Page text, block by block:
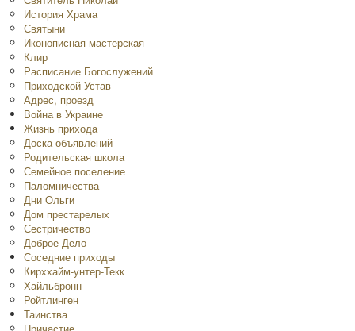
История Храма
Святыни
Иконописная мастерская
Клир
Расписание Богослужений
Приходской Устав
Адрес, проезд
Война в Украине
Жизнь прихода
Доска объявлений
Родительская школа
Семейное поселение
Паломничества
Дни Ольги
Дом престарелых
Сестричество
Доброе Дело
Соседние приходы
Кирххайм-унтер-Текк
Хайльбронн
Ройтлинген
Таинства